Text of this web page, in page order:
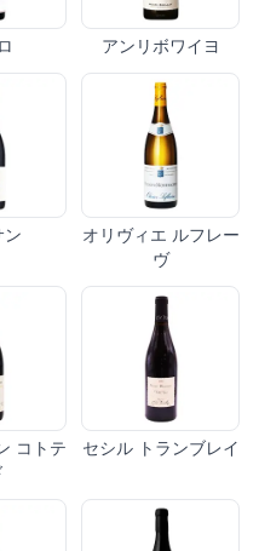
アンリボワイヨ
ン
オリヴィエ ルフレー
ヴ
コトテ
セシル トランブレイ